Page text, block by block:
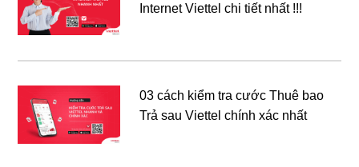
Internet Viettel chi tiết nhất !!!
03 cách kiểm tra cước Thuê bao
Trả sau Viettel chính xác nhất